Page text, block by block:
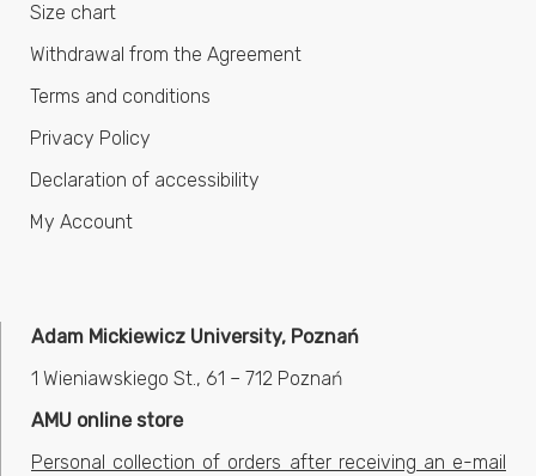
Size chart
Withdrawal from the Agreement
Terms and conditions
Privacy Policy
Declaration of accessibility
My Account
Adam Mickiewicz University, Poznań
1 Wieniawskiego St., 61 – 712 Poznań
AMU online store
Personal collection of orders after receiving an e-mail